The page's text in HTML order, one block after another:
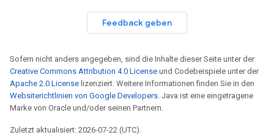
Feedback geben
Sofern nicht anders angegeben, sind die Inhalte dieser Seite unter der
Creative Commons Attribution 4.0 License und Codebeispiele unter der
Apache 2.0 License lizenziert. Weitere Informationen finden Sie in den
Websiterichtlinien von Google Developers. Java ist eine eingetragene
Marke von Oracle und/oder seinen Partnern.
Zuletzt aktualisiert: 2026-07-22 (UTC).